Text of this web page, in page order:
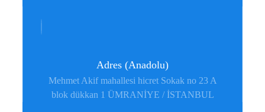
Adres (Anadolu)
Mehmet Akif mahallesi hicret Sokak no 23 A
blok dükkan 1 ÜMRANİYE / İSTANBUL